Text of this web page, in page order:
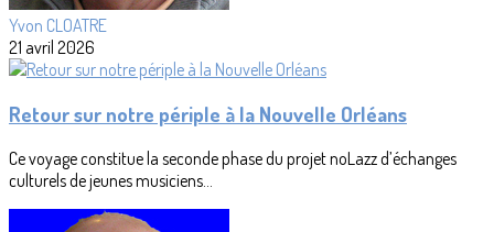
Yvon CLOATRE
21 avril 2026
Retour sur notre périple à la Nouvelle Orléans
Ce voyage constitue la seconde phase du projet noLazz d’échanges
culturels de jeunes musiciens...